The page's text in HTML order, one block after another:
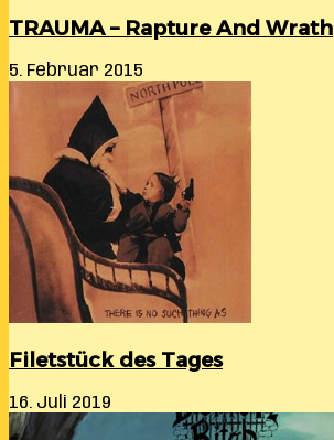
TRAUMA – Rapture And Wrath
5. Februar 2015
Filetstück des Tages
16. Juli 2019